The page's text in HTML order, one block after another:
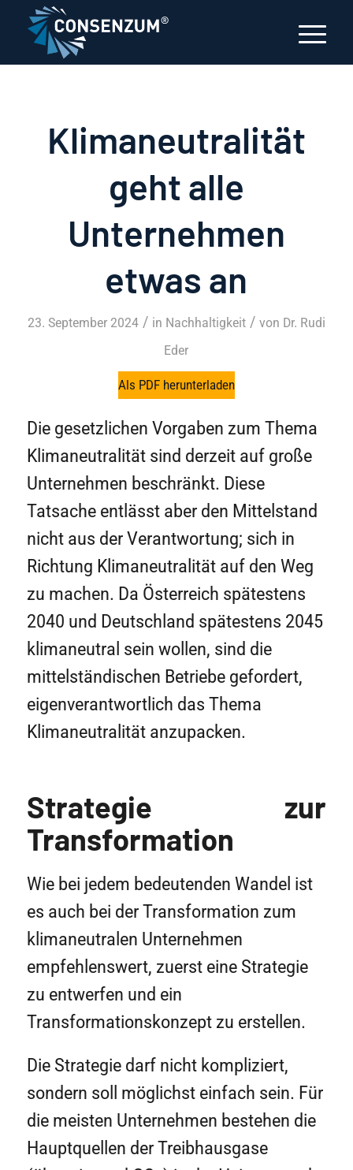
Klimaneutralität
geht alle
Unternehmen
etwas an
23. September 2024 / in Nachhaltigkeit / von Dr. Rudi
Eder
Als PDF herunterladen
Die gesetzlichen Vorgaben zum Thema
Klimaneutralität sind derzeit auf große
Unternehmen beschränkt. Diese
Tatsache entlässt aber den Mittelstand
nicht aus der Verantwortung; sich in
Richtung Klimaneutralität auf den Weg
zu machen. Da Österreich spätestens
2040 und Deutschland spätestens 2045
klimaneutral sein wollen, sind die
mittelständischen Betriebe gefordert,
eigenverantwortlich das Thema
Klimaneutralität anzupacken.
Strategie zur
Transformation
Wie bei jedem bedeutenden Wandel ist
es auch bei der Transformation zum
klimaneutralen Unternehmen
empfehlenswert, zuerst eine Strategie
zu entwerfen und ein
Transformationskonzept zu erstellen.
Die Strategie darf nicht kompliziert,
sondern soll möglichst einfach sein. Für
die meisten Unternehmen bestehen die
Hauptquellen der Treibhausgase